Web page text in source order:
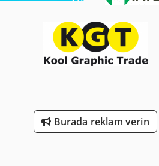
Burada reklam verin